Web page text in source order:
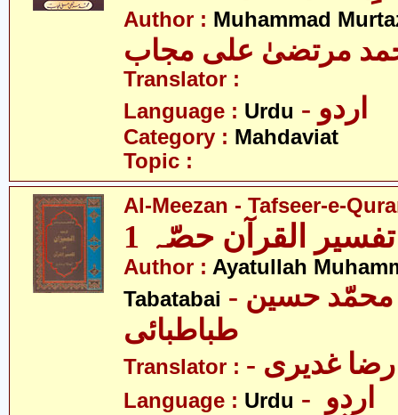
Author : Muhammad
مرتضیٰ علی مجاب
Translator :
Language : Urdu - اردو
Category : Mahdaviat
Topic :
Al-Meezan - Tafseer-e-
القرآن حصّہ 1
Author : Ayatullah
Tabatabai - آیت اللہ محمّد حسین
طباطبائی
Translator : رضا غدیری
Language : Urdu